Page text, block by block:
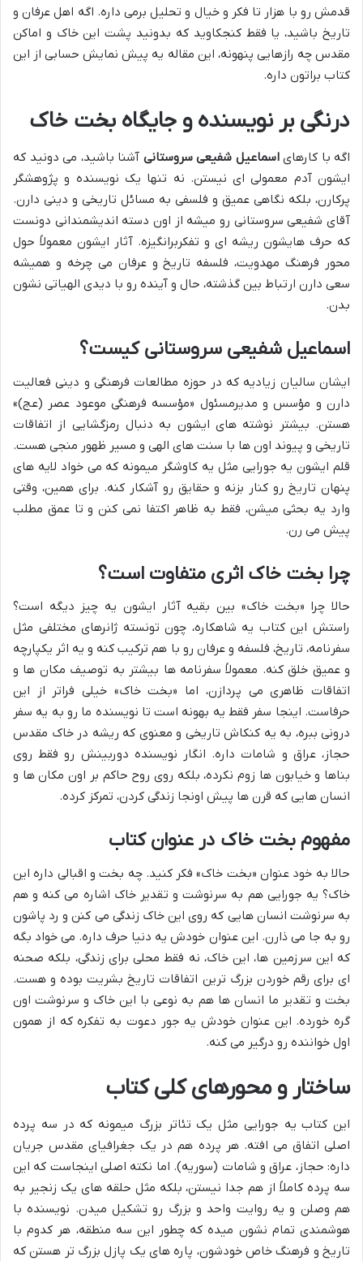
قدمش رو با هزار تا فکر و خیال و تحلیل برمی داره. اگه اهل عرفان و
تاریخ باشید، یا فقط کنجکاوید که بدونید پشت این خاک و اماکن
مقدس چه رازهایی پنهونه، این مقاله یه پیش نمایش حسابی از این
کتاب براتون داره.
درنگی بر نویسنده و جایگاه بخت خاک
اگه با کارهایاسماعیل شفیعی سروستانی آشنا باشید، می دونید که
ایشون آدم معمولی ای نیستن. نه تنها یک نویسنده و پژوهشگر
پرکارن، بلکه نگاهی عمیق و فلسفی به مسائل تاریخی و دینی دارن.
آقای شفیعی سروستانی رو میشه از اون دسته اندیشمندانی دونست
که حرف هایشون ریشه ای و تفکربرانگیزه. آثار ایشون معمولاً حول
محور فرهنگ مهدویت، فلسفه تاریخ و عرفان می چرخه و همیشه
سعی دارن ارتباط بین گذشته، حال و آینده رو با دیدی الهیاتی نشون
بدن.
اسماعیل شفیعی سروستانی کیست؟
ایشان سالیان زیادیه که در حوزه مطالعات فرهنگی و دینی فعالیت
دارن و مؤسس و مدیرمسئول «مؤسسه فرهنگی موعود عصر (عج)»
هستن. بیشتر نوشته های ایشون به دنبال رمزگشایی از اتفاقات
تاریخی و پیوند اون ها با سنت های الهی و مسیر ظهور منجی هست.
قلم ایشون یه جورایی مثل یه کاوشگر میمونه که می خواد لایه های
پنهان تاریخ رو کنار بزنه و حقایق رو آشکار کنه. برای همین، وقتی
وارد یه بحثی میشن، فقط به ظاهر اکتفا نمی کنن و تا عمق مطلب
پیش می رن.
چرا بخت خاک اثری متفاوت است؟
حالا چرا «بخت خاک» بین بقیه آثار ایشون یه چیز دیگه است؟
راستش این کتاب یه شاهکاره، چون تونسته ژانرهای مختلفی مثل
سفرنامه، تاریخ، فلسفه و عرفان رو با هم ترکیب کنه و یه اثر یکپارچه
و عمیق خلق کنه. معمولاً سفرنامه ها بیشتر به توصیف مکان ها و
اتفاقات ظاهری می پردازن، اما «بخت خاک» خیلی فراتر از این
حرفاست. اینجا سفر فقط یه بهونه است تا نویسنده ما رو به یه سفر
درونی ببره، به یه کنکاش تاریخی و معنوی که ریشه در خاک مقدس
حجاز، عراق و شامات داره. انگار نویسنده دوربینش رو فقط روی
بناها و خیابون ها زوم نکرده، بلکه روی روح حاکم بر اون مکان ها و
انسان هایی که قرن ها پیش اونجا زندگی کردن، تمرکز کرده.
مفهوم بخت خاک در عنوان کتاب
حالا به خود عنوان «بخت خاک» فکر کنید. چه بخت و اقبالی داره این
خاک؟ یه جورایی هم به سرنوشت و تقدیر خاک اشاره می کنه و هم
به سرنوشت انسان هایی که روی این خاک زندگی می کنن و رد پاشون
رو به جا می ذارن. این عنوان خودش یه دنیا حرف داره. می خواد بگه
که این سرزمین ها، این خاک، نه فقط محلی برای زندگی، بلکه صحنه
ای برای رقم خوردن بزرگ ترین اتفاقات تاریخ بشریت بوده و هست.
بخت و تقدیر ما انسان ها هم به نوعی با این خاک و سرنوشت اون
گره خورده. این عنوان خودش یه جور دعوت به تفکره که از همون
اول خواننده رو درگیر می کنه.
ساختار و محورهای کلی کتاب
این کتاب یه جورایی مثل یک تئاتر بزرگ میمونه که در سه پرده
اصلی اتفاق می افته. هر پرده هم در یک جغرافیای مقدس جریان
داره: حجاز، عراق و شامات (سوریه). اما نکته اصلی اینجاست که این
سه پرده کاملاً از هم جدا نیستن، بلکه مثل حلقه های یک زنجیر به
هم وصلن و یه روایت واحد و بزرگ رو تشکیل میدن. نویسنده با
هوشمندی تمام نشون میده که چطور این سه منطقه، هر کدوم با
تاریخ و فرهنگ خاص خودشون، پاره های یک پازل بزرگ تر هستن که